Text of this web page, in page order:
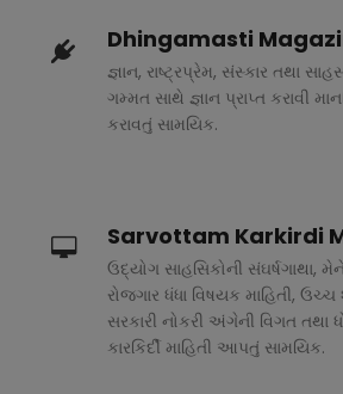
Dhingamasti
જ્ઞાન, રાષ્ટ્રપ્રેમ, સંસ્કાર તથા
ગમ્મત સાથે જ્ઞાન પ્રાપ્ત કરાવી
કરાવતું સામયિક.
Sarvottam Karkirdi
ઉદ્યોગ સાહસિકોની સંઘર્ષગાથા,
રોજગાર ધંધા વિષયક માહિતી,
સરકારી નોકરી અંગેની વિગત તથા
કારકિર્દી માહિતી આપતું સામયિક.